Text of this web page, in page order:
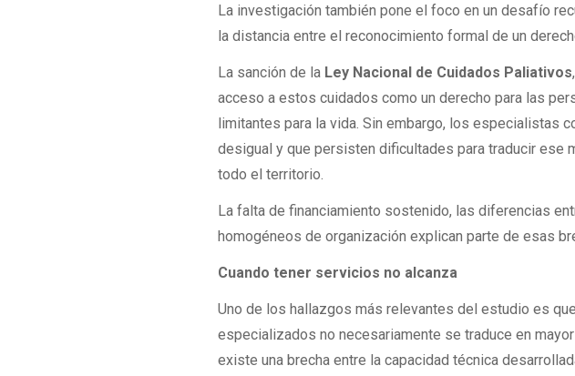
La investigación también pone el foco en un desafío
la distancia entre el reconocimiento formal de un
La sanción de la Ley Nacional de Cuidados Paliativos
acceso a estos cuidados como un derecho para las
limitantes para la vida. Sin embargo, los especialistas
desigual y que persisten dificultades para traducir ese
todo el territorio.
La falta de financiamiento sostenido, las diferencias
homogéneos de organización explican parte de esas
Cuando tener servicios no alcanza
Uno de los hallazgos más relevantes del estudio es
especializados no necesariamente se traduce en
existe una brecha entre la capacidad técnica